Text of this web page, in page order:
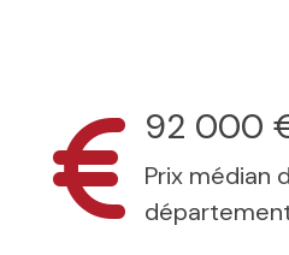
92 000
Prix médian